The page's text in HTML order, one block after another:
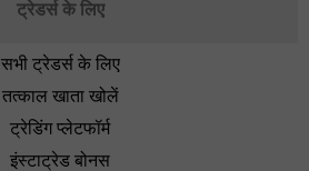
ट्रेडर्स के लिए
सभी ट्रेडर्स के लिए
तत्काल खाता खोलें
ट्रेडिंग प्लेटफॉर्म
इंस्टाट्रेड बोनस